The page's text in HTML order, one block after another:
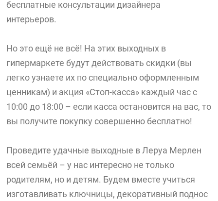
бесплатные консультации дизайнера
интерьеров.
Но это ещё не всё! На этих выходных в
гипермаркете будут действовать скидки (вы
легко узнаете их по специально оформленным
ценникам) и акция «Стоп-касса» каждый час с
10:00 до 18:00 – если касса остановится на вас, то
вы получите покупку совершенно бесплатно!
Проведите удачные выходные в Леруа Мерлен
всей семьёй – у нас интересно не только
родителям, но и детям. Будем вместе учиться
изготавливать ключницы, декоративный поднос